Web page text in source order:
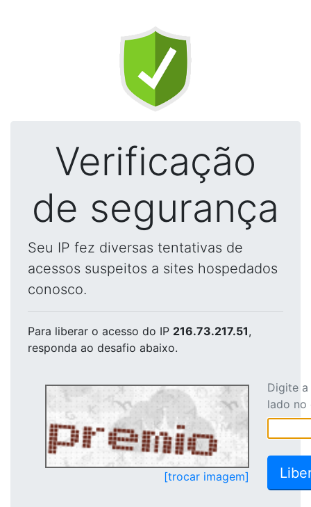
Verificação
de segurança
Seu IP fez diversas tentativas de
acessos suspeitos a sites hospedados
conosco.
Para liberar o acesso do IP 216.73.217.51,
responda ao desafio abaixo.
[trocar imagem]
Digite
lado no